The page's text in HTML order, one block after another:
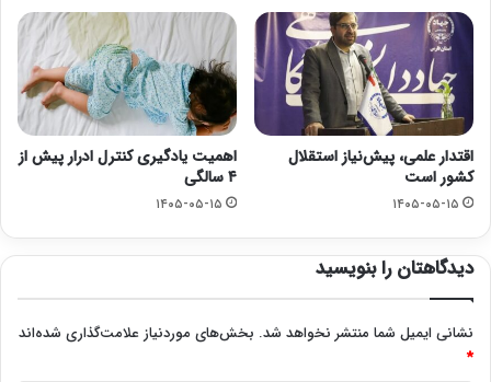
اقتدار علمی، پیش‌نیاز استقلال
کشور است
۱۴۰۵-۰۵-۱۵
اهمیت یادگیری کنترل ادرار پیش از
۴ سالگی
۱۴۰۵-۰۵-۱۵
دیدگاهتان را بنویسید
نشانی ایمیل شما منتشر نخواهد شد. بخش‌های موردنیاز علامت‌گذاری شده‌اند
*